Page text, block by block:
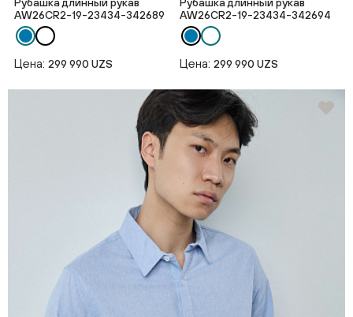
AW26CR2-19-23434-342689
Цена: 299 990 UZS
AW26CR2-19-23434-342694
Цена: 299 990 UZS